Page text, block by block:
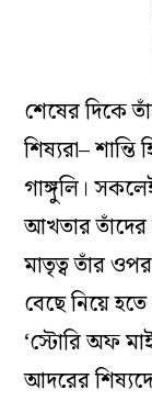
শেষের দিকে
শিষ্যরা– শান্তি
গাঙ্গুলি।
আখতার তাঁদের
মাতৃত্ব তাঁর
বেছে নিয়ে
‘স্টোরি অফ
আদরের